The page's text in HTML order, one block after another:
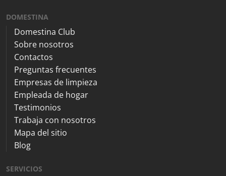
DOMESTINA
Domestina Club
Sobre nosotros
Contactos
Preguntas frecuentes
Empresas de limpieza
Empleada de hogar
Testimonios
Trabaja con nosotros
Mapa del sitio
Blog
SERVICIOS